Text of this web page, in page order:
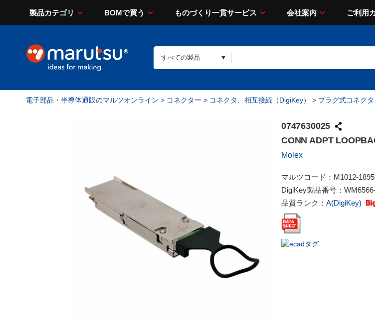
製品カテゴリ BOMで買う ものづくり一貫サービス 会社案内 ご利用
電子部品・半導体通販のマルツオンライン > コネクター > コネクタ、相互接続（DigiKey） > プラグ式コネク
0747630025
CONN ADPT
Molex
マルツコード： M1012-1895
DigiKey製品番号：
品質ランク： A(DigiKey)